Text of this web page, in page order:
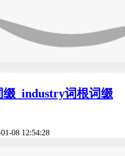
_industry词根词缀
08 12:54:28